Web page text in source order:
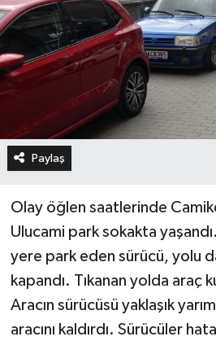
Paylaş
Olay öğlen saatlerinde
Ulucami park sokakta
yere park eden sürücü, yolu
kapandı. Tıkanan yolda araç
Aracın sürücüsü yaklaşık
aracını kaldırdı. Sürücüler